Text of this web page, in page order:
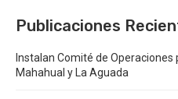
Publicaciones
Instalan Comité de
Mahahual y La Aguada